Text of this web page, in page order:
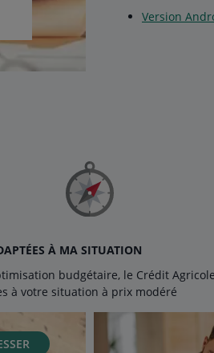
Version
À MA SITUATION
budgétaire, le Crédit
à votre situation à prix modéré